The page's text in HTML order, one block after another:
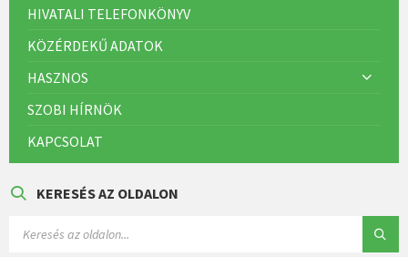
HIVATALI TELEFONKÖNYV
KÖZÉRDEKŰ ADATOK
HASZNOS
SZOBI HÍRNÖK
KAPCSOLAT
KERESÉS AZ OLDALON